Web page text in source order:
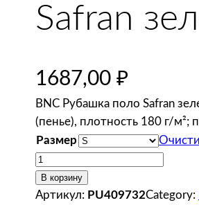
Safran
1687,00 ₽
BNC Рубашка поло Safran
(пенье), плотность 180 г/м²;
Размер
К
о
л
В корзину
Артикул: PU409732Category: